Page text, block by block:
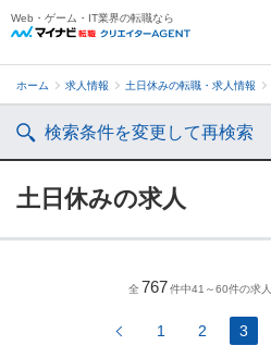
Web・ゲーム・IT業界の転職なら
ホーム 求人情報 土日休みの転職・求人情報
検索条件を変更して再検索
土日休みの求人
全767件中41～60件の求
1 2 3